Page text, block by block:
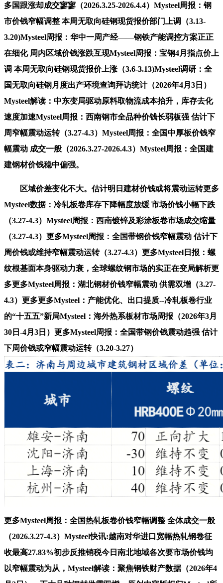
多国跟涨却成交寥寥（2026.3.25-2026.4.4）Mysteel周报：钢
市价钱窄幅调整 本周无取向硅钢现货报价部门上调（3.13-
3.20)Mysteel周报：华中一周产经——钢铁产能调控方案正正
在细化 周内区域价钱涨跌互现Mysteel周报：宝钢4月指点价上
调 本周无取向硅钢现货报价上涨（3.6-3.13)Mysteel调研：全
国无取向硅钢月度出产环境查询拜访统计（2026年4月3日）
Mysteel解读：中东变局驱动原料取物流成本抬升，库存去化
速度加速Mysteel周报：西南钢市全品种价钱长弱板强 估计下
周窄幅震动运转（3.27-4.3）Mysteel周报：全国中厚板价钱窄
幅震动 成交一般（2026.3.27-2026.4.3）Mysteel周报：全国建
建钢材价钱稳中偏强。
区域价差变化不大。估计明日建材价钱或将震动运转更多
Mysteel数据：冷轧板卷库存下降幅度放缓 市场价钱小幅下跌
（3.27-4.3）Mysteel周报：西南镀锌及彩涂板卷市场成交缩量
（3.27-4.3）更多Mysteel周报：全国带钢价钱窄幅震动 估计下
周价钱或维持窄幅震动运转（3.27-4.3）更多Mysteel日报：螺
纹根基面本身驱动力衰，全球螺纹钢市场的实正在变局解析更
多更多Mysteel周报：湖北钢材价钱窄幅震动 供需双增（3.27-
4.3）更多更多Mysteel：产能优化、出口提质--冷轧板卷行业
的“十五五”新局Mysteel：海外热系板材市场周报（2026年3月
30日-4月3日）更多Mysteel周报：全国带钢价钱震动趋强 估计
下周价钱或窄幅震动运转（3.20-3.27）
更多Mysteel周报：全国热轧板卷价钱窄幅调整 全体成交一般
（2026.3.27-4.3）Mysteel快讯:越南对华进口宽幅热轧钢卷征
收最高27.83%初步反推销税今日南北地域各次要市场价钱均
以窄幅震动为从，Mysteel解读：聚焦钢铁财产数据（2026年4